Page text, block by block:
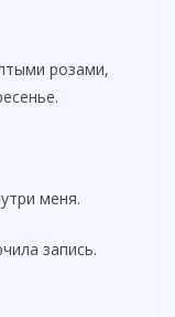
розами,
меня.
запись.